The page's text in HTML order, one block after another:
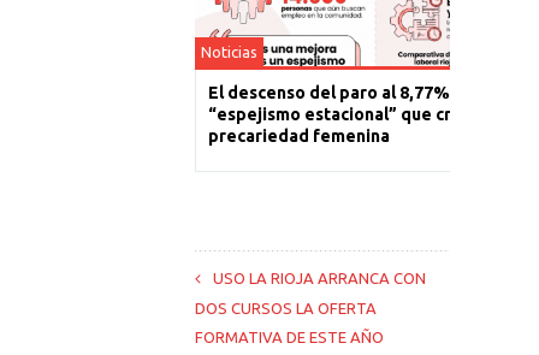
Noticias
El descenso del paro al 8,77% es un
“espejismo estacional” que cronifica la
precariedad femenina
USO LA RIOJA ARRANCA CON
DOS CURSOS LA OFERTA
FORMATIVA DE ESTE AÑO